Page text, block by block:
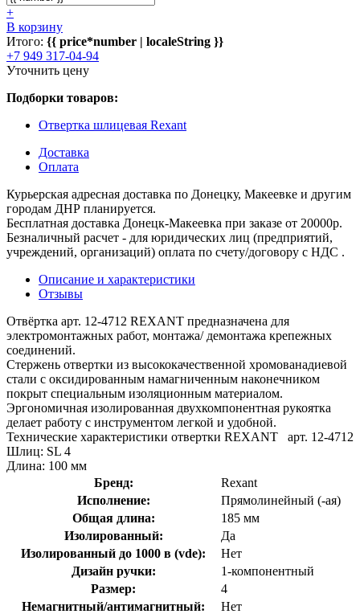
+
В корзину
Итого: {{ price*number | localeString }}
+7 949 317-04-94
Уточнить цену
Подборки товаров:
Отвертка шлицевая Rexant
Доставка
Оплата
Курьерская адресная доставка по Донецку, Макеевке и другим
городам ДНР планируется.
Бесплатная доставка Донецк-Макеевка при заказе от 20000р.
Безналичный расчет - для юридических лиц (предприятий,
учреждений, организаций) оплата по счету/договору с НДС .
Описание и характеристики
Отзывы
Отвёртка арт. 12-4712 REXANT предназначена для
электромонтажных работ, монтажа/ демонтажа крепежных
соединений.
Стержень отвертки из высококачественной хромованадиевой
стали с оксидированным намагниченным наконечником
покрыт специальным изоляционным материалом.
Эргономичная изолированная двухкомпонентная рукоятка
делает работу с инструментом легкой и удобной.
Технические характеристики отвертки REXANT арт. 12-4712
Шлиц: SL 4
Длина: 100 мм
Бренд:
Rexant
Исполнение:
Прямолинейный (-ая)
Общая длина:
185 мм
Изолированный:
Да
Изолированный до 1000 в (vde):
Нет
Дизайн ручки:
1-компонентный
Размер:
4
Немагнитный/антимагнитный:
Нет